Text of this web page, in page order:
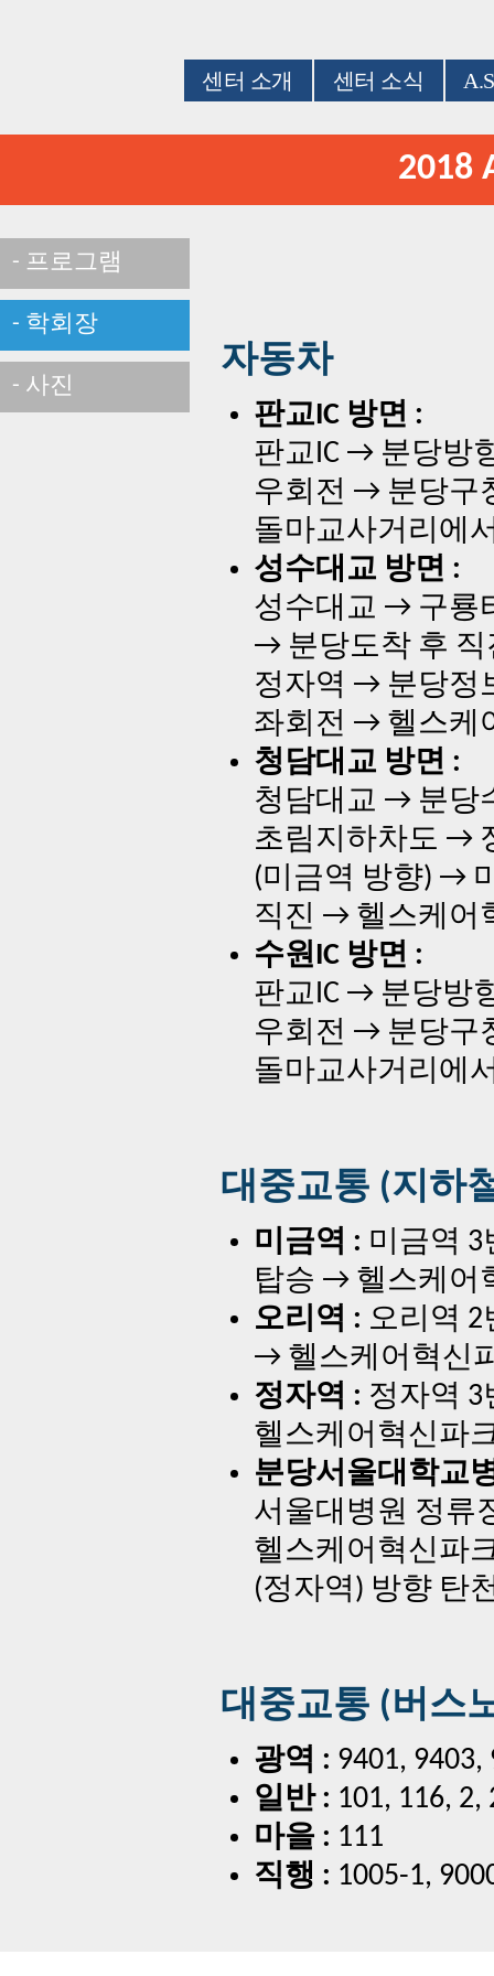
센터 소개 센터 소식
2018
- 프로그램
- 학회장
- 사진
자동차
판교IC 방면 :
판교IC → 분당방
우회전 → 분당구
돌마교사거리에
성수대교 방면 :
성수대교 → 구룡
→ 분당도착 후
정자역 → 분당정
좌회전 → 헬스케
청담대교 방면 :
청담대교 → 분당
초림지하차도 →
(미금역 방향) →
직진 → 헬스케어
수원IC 방면 :
판교IC → 분당방
우회전 → 분당구
돌마교사거리에
대중교통 (지하
미금역 : 미금역 3
탑승 → 헬스케어
오리역 : 오리역 2
→ 헬스케어혁신
정자역 : 정자역
헬스케어혁신파
분당서울대학교
서울대병원 정류
헬스케어혁신파
(정자역) 방향 탄
대중교통 (버스
광역 : 9401, 9403,
일반 : 101, 116, 2,
마을 : 111
직행 : 1005-1,